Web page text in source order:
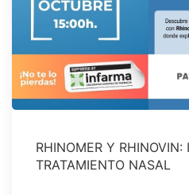
RHINOMER Y
TRATAMIENTO NASAL